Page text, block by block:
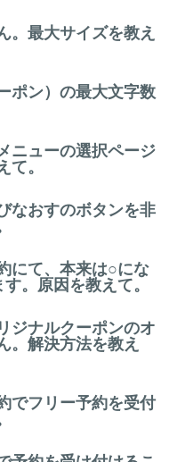
。最大サイズを教え
ポン）の最大文字数
ニューの選択ページ
て。
なおすのボタンを非
にて、本来は○にな
。原因を教えて。
ジナルクーポンのオ
。解決方法を教え
でフリー予約を受付